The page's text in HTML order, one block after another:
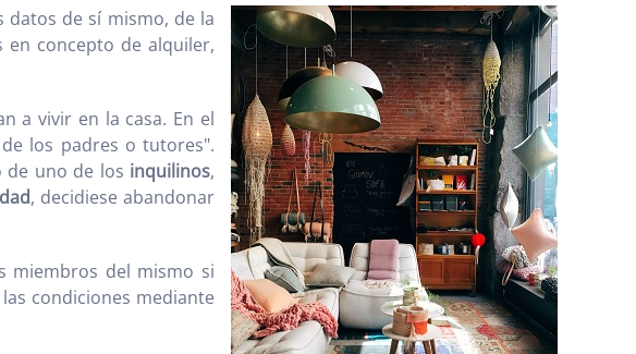
de sí mismo, de la
en concepto de alquiler,
a vivir en la casa. En el
de los padres o tutores".
de uno de los inquilinos,
, decidiese abandonar
miembros del mismo si
condiciones mediante